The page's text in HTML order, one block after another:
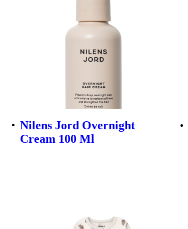
Nilens Jord Overnight
Cream 100 Ml